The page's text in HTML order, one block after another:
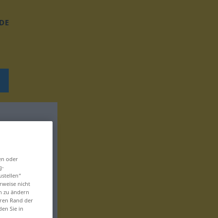
DE
oder
nicht
zu ändern
Rand der
Sie in